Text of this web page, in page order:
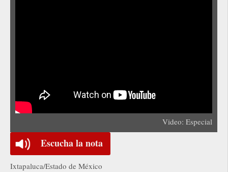
Video: Especial
Escucha la nota
Ixtapaluca/Estado de México